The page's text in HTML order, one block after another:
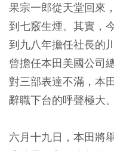
果宗一郎從天堂回來
到七竅生煙。其實，
到九八年擔任社長的
曾擔任本田美國公司
對三部表達不滿，本
辭職下台的呼聲極大。
六月十九日，本田將